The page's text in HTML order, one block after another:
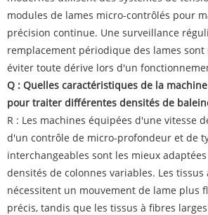
modules de lames micro-contrôlés pour
précision continue. Une surveillance
remplacement périodique des lames
éviter toute dérive lors d'un
Q : Quelles caractéristiques de la
pour traiter différentes densités de
R : Les machines équipées d'une vitesse
d'un contrôle de micro-profondeur et de
interchangeables sont les mieux
densités de colonnes variables. Les tissus
nécessitent un mouvement de lame plus
précis, tandis que les tissus à fibres